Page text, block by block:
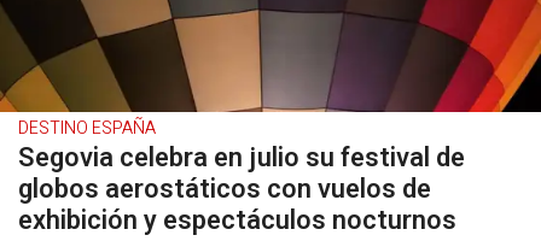
DESTINO ESPAÑA
Segovia celebra en julio su festival de
globos aerostáticos con vuelos de
exhibición y espectáculos nocturnos